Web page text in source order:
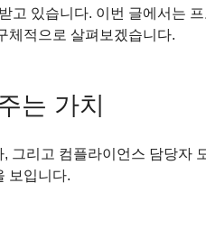
고 있습니다. 이번 글에서는
체적으로 살펴보겠습니다.
는 가치
그리고 컴플라이언스 담당자
보입니다.